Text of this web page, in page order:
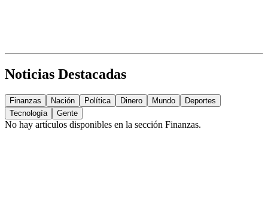
Noticias Destacadas
Finanzas Nación Política Dinero Mundo
Deportes
Tecnología
Gente
No hay artículos disponibles en la sección Finanzas.